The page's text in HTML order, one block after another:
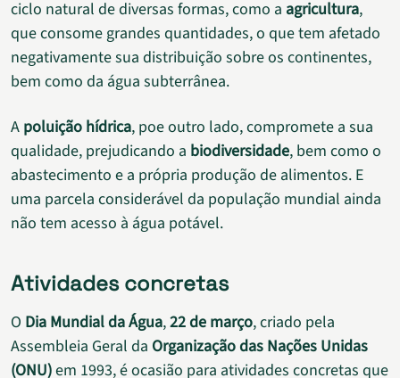
ciclo natural de diversas formas, como a agricultura,
que consome grandes quantidades, o que tem afetado
negativamente sua distribuição sobre os continentes,
bem como da água subterrânea.
A poluição hídrica, poe outro lado, compromete a sua
qualidade, prejudicando a biodiversidade, bem como o
abastecimento e a própria produção de alimentos. E
uma parcela considerável da população mundial ainda
não tem acesso à água potável.
Atividades concretas
O Dia Mundial da Água,22 de março, criado pela
Assembleia Geral da Organização das Nações Unidas
(ONU)em 1993, é ocasião para atividades concretas que